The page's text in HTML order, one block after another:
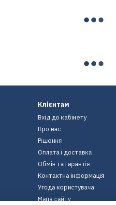
Клієнтам
Вхід до кабінету
Про нас
Рішення
Оплата і доставка
Обмін та гарантія
Контактна інформація
Угода користувача
Мапа сайту